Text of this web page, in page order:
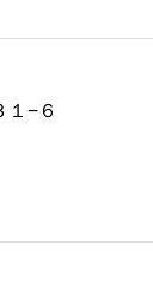
１−６